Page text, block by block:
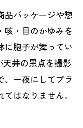
パッケージや惣
咳・目のかゆみを
に胞子が舞ってい
天井の黒点を撮影
、一夜にしてブラ
はなりません。